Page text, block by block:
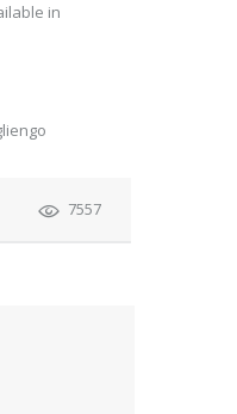
in
7557